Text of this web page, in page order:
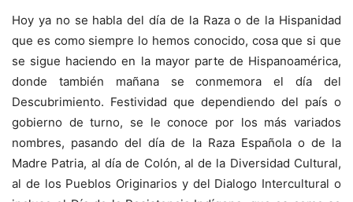
Hoy ya no se habla del día de la Raza o de la Hispanidad
que es como siempre lo hemos conocido, cosa que si que
se sigue haciendo en la mayor parte de Hispanoamérica,
donde también mañana se conmemora el día del
Descubrimiento. Festividad que dependiendo del país o
gobierno de turno, se le conoce por los más variados
nombres, pasando del día de la Raza Española o de la
Madre Patria, al día de Colón, al de la Diversidad Cultural,
al de los Pueblos Originarios y del Dialogo Intercultural o